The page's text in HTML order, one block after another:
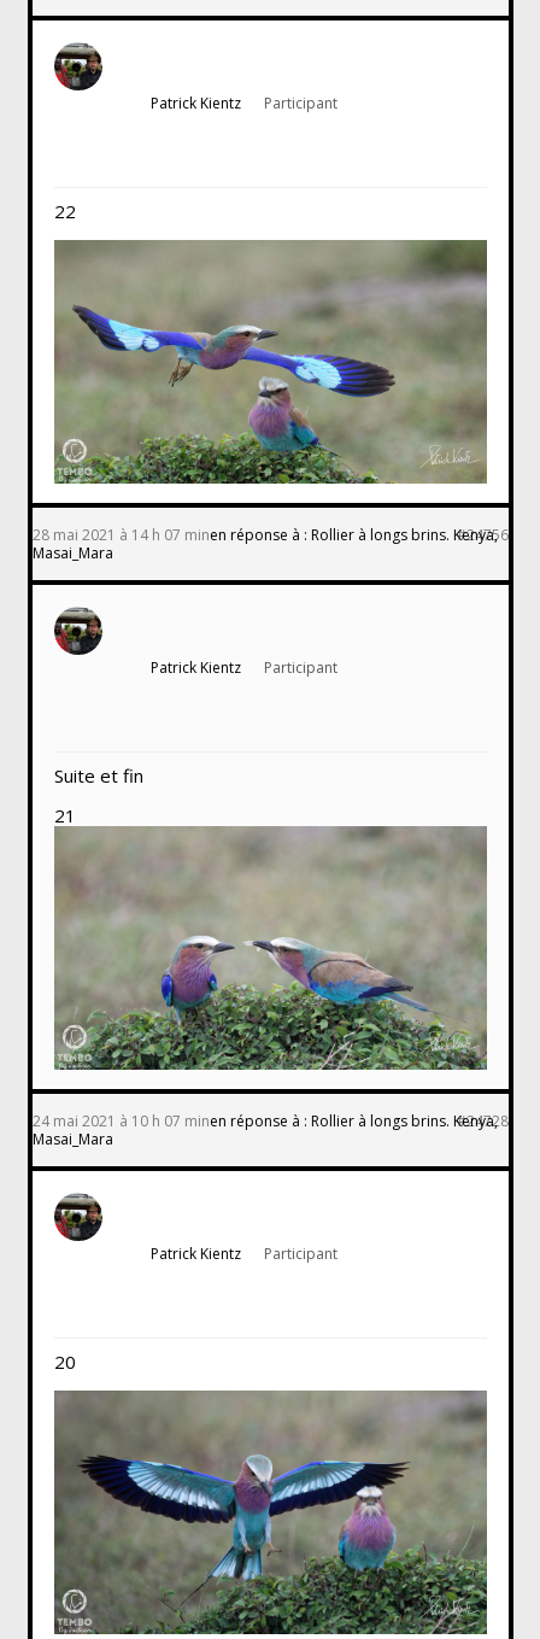
Patrick Kientz Participant
22
28 mai 2021 à 14 h 07 minen réponse à : Rollier à longs brins. Kenya,
Masai_Mara
#24756
Patrick Kientz Participant
Suite et fin
21
24 mai 2021 à 10 h 07 minen réponse à : Rollier à longs brins. Kenya,
Masai_Mara
#24728
Patrick Kientz Participant
20